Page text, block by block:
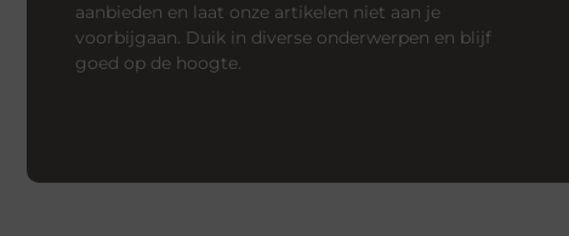
aanbieden en laat onze artikelen niet aan je
voorbijgaan. Duik in diverse onderwerpen en blijf
goed op de hoogte.